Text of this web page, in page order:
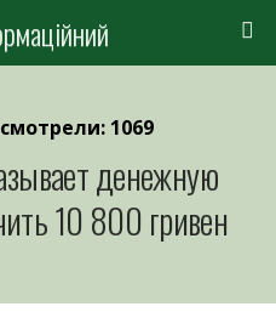
1069
денежную
10 800 гривен